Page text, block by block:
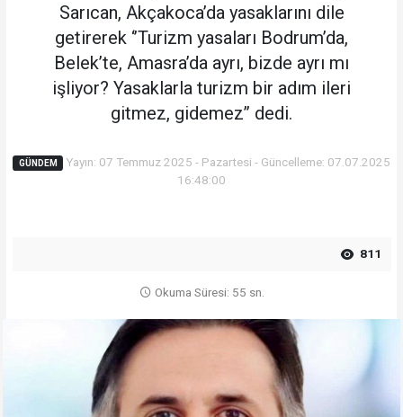
Sarıcan, Akçakoca’da yasaklarını dile
getirerek ‘’Turizm yasaları Bodrum’da,
Belek’te, Amasra’da ayrı, bizde ayrı mı
işliyor? Yasaklarla turizm bir adım ileri
gitmez, gidemez’’ dedi.
GÜNDEM
Yayın: 07 Temmuz 2025 - Pazartesi - Güncelleme: 07.07.2025
16:48:00
811
Okuma Süresi: 55 sn.